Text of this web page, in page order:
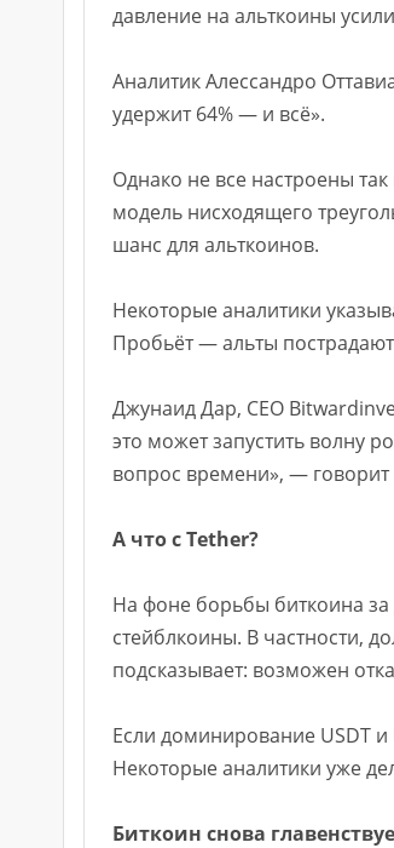
давление на альткоины
Аналитик Алессандро
удержит 64% — и всё».
Однако не все настроены
модель нисходящего
шанс для альткоинов.
Некоторые аналитики
Пробьёт — альты
Джунаид Дар, CEO
это может запустить волну
вопрос времени», — говорит
А что с Tether?
На фоне борьбы биткоина
стейблкоины. В частности,
подсказывает: возможен
Если доминирование USDT и
Некоторые аналитики уже
Биткоин снова